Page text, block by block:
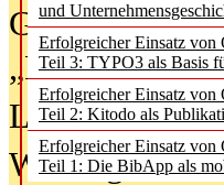
und
Erfolgreicher Einsatz von
Teil 3: TYPO3 als Basis
Erfolgreicher Einsatz von
Teil 2: Kitodo als
Erfolgreicher Einsatz von
Teil 1: Die BibApp als
Geisterjagd-
„Library of
Lesen als
Wie